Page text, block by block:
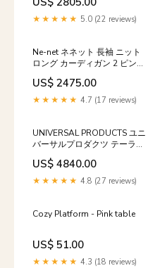
★★★★★ 5.0 (22 reviews)
Ne-net ネネット 長袖 ニット
ロング カーディガン 2 ピンク
系 フーディー レディース ハ
ンティングジャケット
US$ 2475.00
★★★★★ 4.7 (17 reviews)
UNIVERSAL PRODUCTS ユニ
バーサルプロダクツ テーラー
ドジャケット 2 ネイビー メン
ズ コットンジャケット
US$ 4840.00
★★★★★ 4.8 (27 reviews)
Cozy Platform - Pink table
US$ 51.00
★★★★★ 4.3 (18 reviews)